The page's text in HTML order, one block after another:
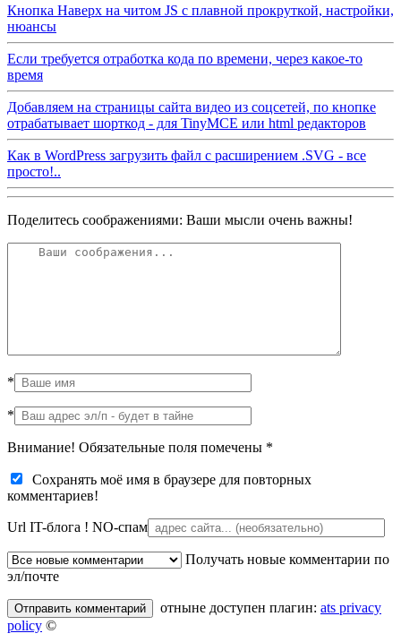
Кнопка Наверх на читом JS с плавной прокруткой, настройки,
нюансы
Если требуется отработка кода по времени, через какое-то
время
Добавляем на страницы сайта видео из соцсетей, по кнопке
отрабатывает шорткод - для TinyMCE или html редакторов
Как в WordPress загрузить файл с расширением .SVG - все
просто!..
Поделитесь соображениями: Ваши мысли очень важны!
*
*
Внимание! Обязательные поля помечены *
Сохранять моё имя в браузере для повторных
комментариев!
Url IT-блога ! NO-спам
Получать новые комментарии по
эл/почте
отныне доступен плагин: ats privacy
policy ©